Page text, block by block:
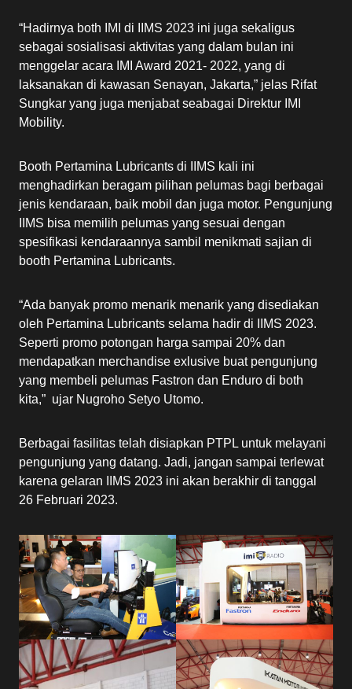
“Hadirnya both IMI di IIMS 2023 ini juga sekaligus
sebagai sosialisasi aktivitas yang dalam bulan ini
menggelar acara IMI Award 2021- 2022, yang di
laksanakan di kawasan Senayan, Jakarta,” jelas Rifat
Sungkar yang juga menjabat seabagai Direktur IMI
Mobility.
Booth Pertamina Lubricants di IIMS kali ini
menghadirkan beragam pilihan pelumas bagi berbagai
jenis kendaraan, baik mobil dan juga motor. Pengunjung
IIMS bisa memilih pelumas yang sesuai dengan
spesifikasi kendaraannya sambil menikmati sajian di
booth Pertamina Lubricants.
“Ada banyak promo menarik menarik yang disediakan
oleh Pertamina Lubricants selama hadir di IIMS 2023.
Seperti promo potongan harga sampai 20% dan
mendapatkan merchandise exlusive buat pengunjung
yang membeli pelumas Fastron dan Enduro di both
kita,” ujar Nugroho Setyo Utomo.
Berbagai fasilitas telah disiapkan PTPL untuk melayani
pengunjung yang datang. Jadi, jangan sampai terlewat
karena gelaran IIMS 2023 ini akan berakhir di tanggal
26 Februari 2023.